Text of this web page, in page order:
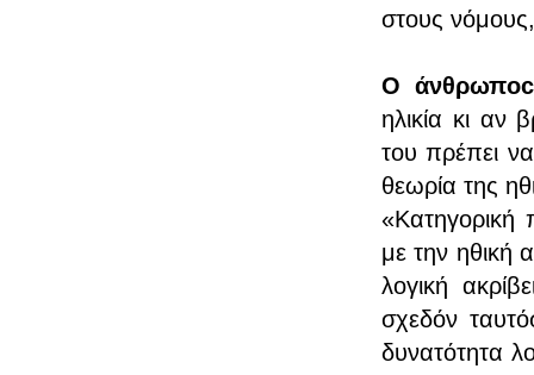
στους νόμους,
Ο άνθρωπoc
ηλικία κι αν
του πρέπει
θεωρία της
«Κατηγορική
με την ηθική
λογική
σχεδόν
δυνατότητα